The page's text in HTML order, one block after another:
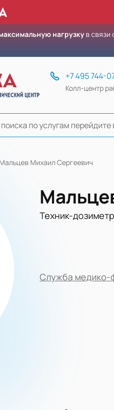
нагрузку в связи
+7 495 744-
Колл-центр
Мальцев Михаил Сергеевич
Техник-
Служба медико-